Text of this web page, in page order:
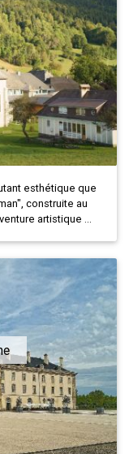
esthétique que
construite au
artistique ...